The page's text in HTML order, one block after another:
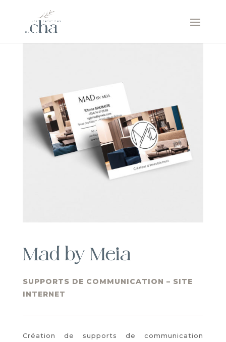
Mad by Meia
SUPPORTS DE COMMUNICATION – SITE
INTERNET
Création de supports de communication